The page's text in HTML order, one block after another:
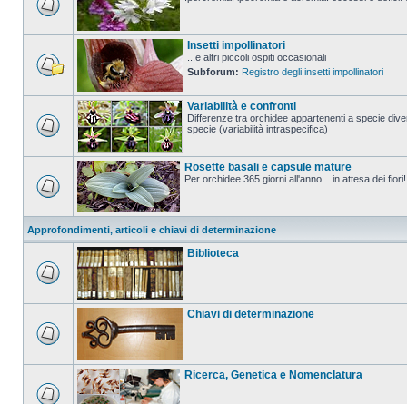
Insetti impollinatori
...e altri piccoli ospiti occasionali
Subforum: Registro degli insetti impollinatori
Variabilità e confronti
Differenze tra orchidee appartenenti a specie
specie (variabilità intraspecifica)
Rosette basali e capsule mature
Per orchidee 365 giorni all'anno... in attesa dei fiori!
Approfondimenti, articoli e chiavi di determinazione
Biblioteca
Chiavi di determinazione
Ricerca, Genetica e Nomenclatura